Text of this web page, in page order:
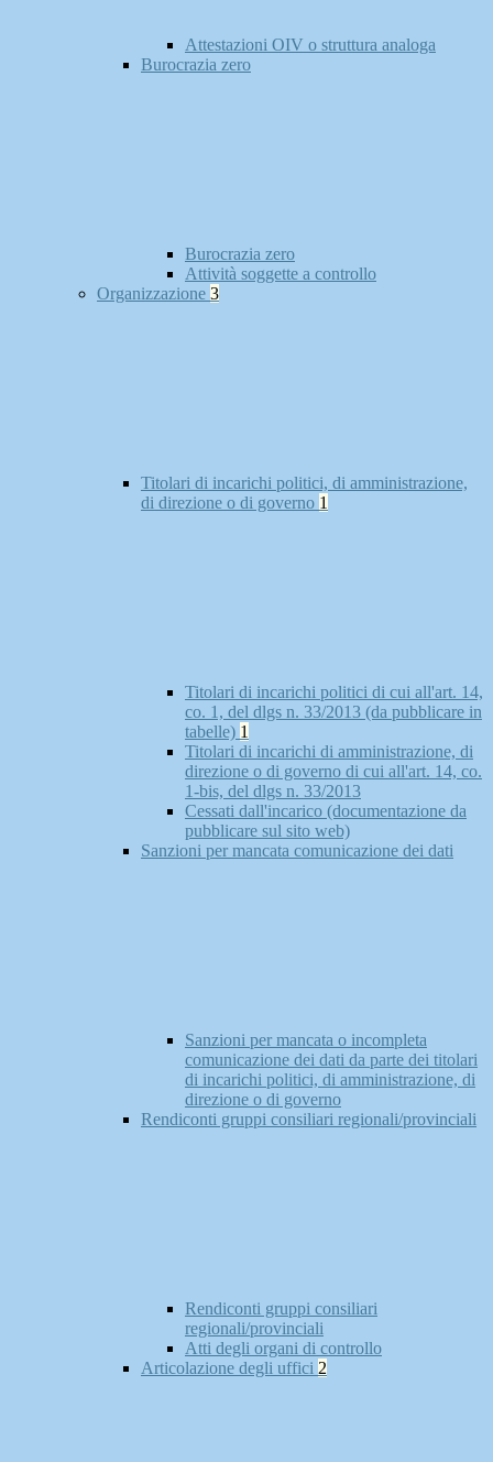
Attestazioni OIV o struttura analoga
Burocrazia zero
Burocrazia zero
Attività soggette a controllo
Organizzazione 3
Titolari di incarichi politici, di amministrazione,
di direzione o di governo 1
Titolari di incarichi politici di cui all'art. 14,
co. 1, del dlgs n. 33/2013 (da pubblicare in
tabelle) 1
Titolari di incarichi di amministrazione, di
direzione o di governo di cui all'art. 14, co.
1-bis, del dlgs n. 33/2013
Cessati dall'incarico (documentazione da
pubblicare sul sito web)
Sanzioni per mancata comunicazione dei dati
Sanzioni per mancata o incompleta
comunicazione dei dati da parte dei titolari
di incarichi politici, di amministrazione, di
direzione o di governo
Rendiconti gruppi consiliari regionali/provinciali
Rendiconti gruppi consiliari
regionali/provinciali
Atti degli organi di controllo
Articolazione degli uffici 2